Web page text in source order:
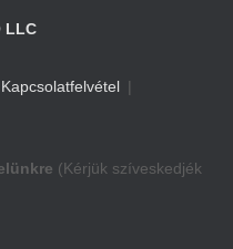
LLC
Kapcsolatfelvétel |
(Kérjük szíveskedjék